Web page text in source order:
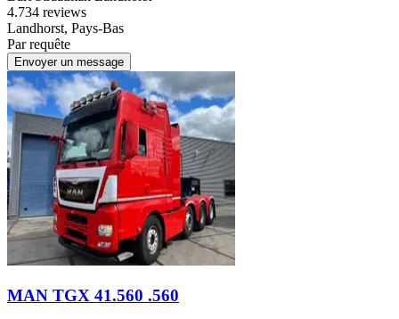
4.734 reviews
Landhorst, Pays-Bas
Par requête
Envoyer un message
MAN TGX 41.560 .560